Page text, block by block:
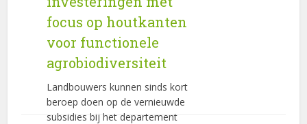
focus op houtkanten
voor functionele
agrobiodiversiteit
Landbouwers kunnen sinds kort
beroep doen op de vernieuwde
subsidies bij het departement